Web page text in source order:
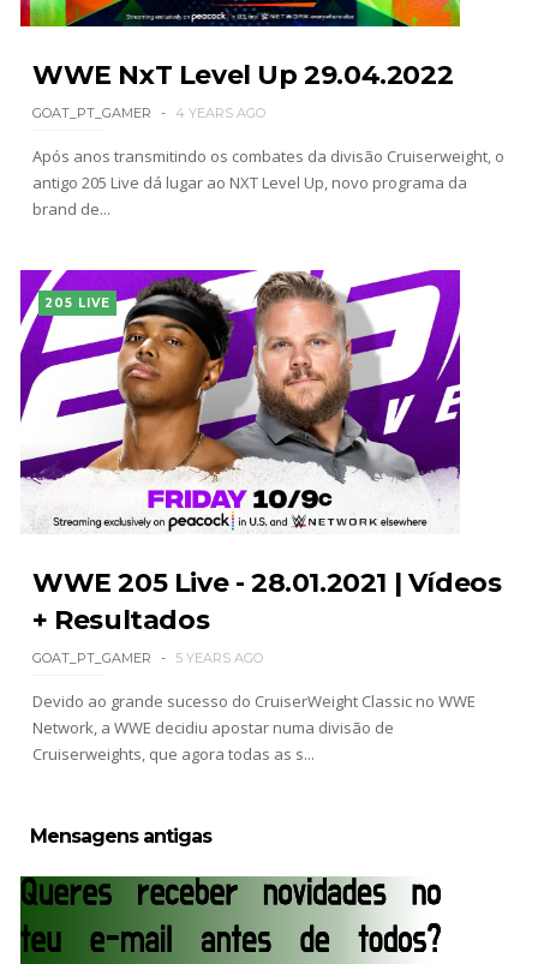
WWE NxT Level Up 29.04.2022
GOAT_PT_GAMER 4 YEARS AGO
Após anos transmitindo os combates da divisão Cruiserweight, o
antigo 205 Live dá lugar ao NXT Level Up, novo programa da
brand de...
205 LIVE
WWE 205 Live - 28.01.2021 | Vídeos
+ Resultados
GOAT_PT_GAMER 5 YEARS AGO
Devido ao grande sucesso do CruiserWeight Classic no WWE
Network, a WWE decidiu apostar numa divisão de
Cruiserweights, que agora todas as s...
Mensagens antigas